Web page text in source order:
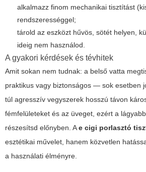
alkalmazz finom mechanikai tisztítást
rendszerességgel;
tárold az eszközt hűvös, sötét helyen,
ideig nem használod.
A gyakori kérdések és tévhitek
Amit sokan nem tudnak: a belső vatta
praktikus vagy biztonságos — sok esetben
túl agresszív vegyszerek hosszú távon
fémfelületeket és az üveget, ezért a
részesítsd előnyben. Ae cigi porlasztó
esztétikai művelet, hanem közvetlen
a használati élményre.